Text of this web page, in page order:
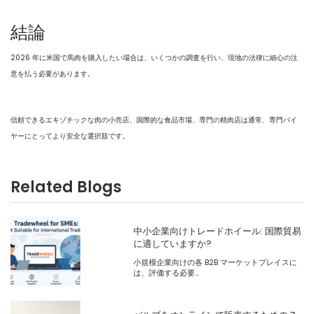
結論
2026 年に米国で馬肉を購入したい場合は、いくつかの調査を行い、現地の法律に細心の注
意を払う必要があります。
信頼できるエキゾチックな肉の小売店、国際的な食品市場、専門の精肉店は通常、専門バイ
ヤーにとってより安全な選択肢です。
Related Blogs
中小企業向けトレードホイール: 国際貿易
に適していますか?
小規模企業向けの各 B2B マーケットプレイスに
は、評価する必要...